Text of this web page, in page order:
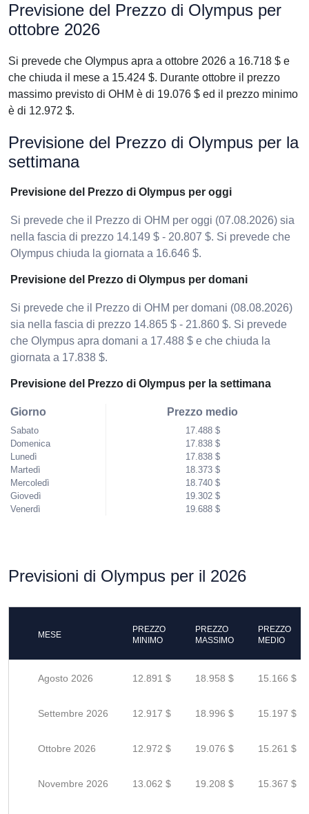
Previsione del Prezzo di Olympus per
ottobre 2026
Si prevede che Olympus apra a ottobre 2026 a 16.718 $ e
che chiuda il mese a 15.424 $. Durante ottobre il prezzo
massimo previsto di OHM è di 19.076 $ ed il prezzo minimo
è di 12.972 $.
Previsione del Prezzo di Olympus per la
settimana
Previsione del Prezzo di Olympus per oggi
Si prevede che il Prezzo di OHM per oggi (07.08.2026) sia
nella fascia di prezzo 14.149 $ - 20.807 $. Si prevede che
Olympus chiuda la giornata a 16.646 $.
Previsione del Prezzo di Olympus per domani
Si prevede che il Prezzo di OHM per domani (08.08.2026)
sia nella fascia di prezzo 14.865 $ - 21.860 $. Si prevede
che Olympus apra domani a 17.488 $ e che chiuda la
giornata a 17.838 $.
Previsione del Prezzo di Olympus per la settimana
Giorno
Sabato
Domenica
Lunedì
Martedì
Mercoledì
Giovedì
Venerdì
Prezzo medio
17.488 $
17.838 $
17.838 $
18.373 $
18.740 $
19.302 $
19.688 $
Previsioni di Olympus per il 2026
MESE
PREZZO
MINIMO
PREZZO
MASSIMO
PREZZO
MEDIO
Agosto 2026 12.891 $ 18.958 $ 15.166 $
Settembre 2026 12.917 $ 18.996 $ 15.197 $
Ottobre 2026 12.972 $ 19.076 $ 15.261 $
Novembre 2026 13.062 $ 19.208 $ 15.367 $